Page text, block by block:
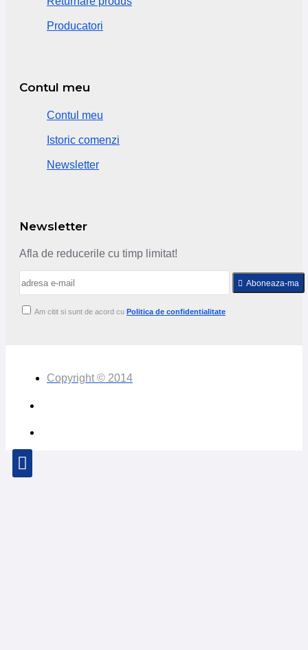
Producatori
Contul meu
Contul meu
Istoric comenzi
Newsletter
Newsletter
Afla de reducerile cu timp limitat!
Aboneaza-ma
Am citit si sunt de acord cu Politica de confidentialitate
Copyright © 2014